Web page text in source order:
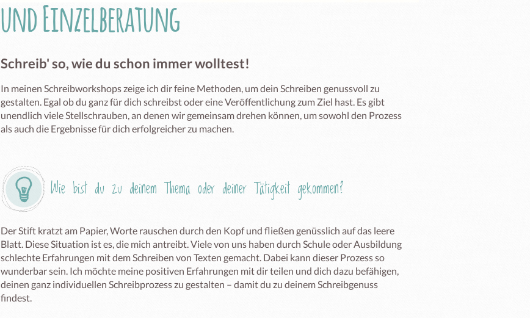
und Einzelberatung
Schreib' so, wie du schon immer wolltest!
In meinen Schreibworkshops zeige ich dir feine Methoden, um dein Schreiben genussvoll zu
gestalten. Egal ob du ganz für dich schreibst oder eine Veröffentlichung zum Ziel hast. Es gibt
unendlich viele Stellschrauben, an denen wir gemeinsam drehen können, um sowohl den Prozess
als auch die Ergebnisse für dich erfolgreicher zu machen.
Wie bist du zu deinem Thema oder deiner Tätigkeit gekommen?
Der Stift kratzt am Papier, Worte rauschen durch den Kopf und fließen genüsslich auf das leere
Blatt. Diese Situation ist es, die mich antreibt. Viele von uns haben durch Schule oder Ausbildung
schlechte Erfahrungen mit dem Schreiben von Texten gemacht. Dabei kann dieser Prozess so
wunderbar sein. Ich möchte meine positiven Erfahrungen mit dir teilen und dich dazu befähigen,
deinen ganz individuellen Schreibprozess zu gestalten – damit du zu deinem Schreibgenuss
findest.